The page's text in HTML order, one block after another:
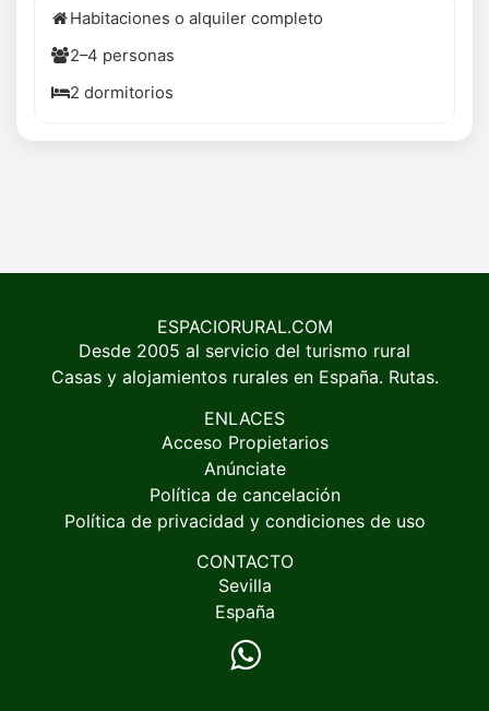
Habitaciones o alquiler completo
2–4 personas
2 dormitorios
ESPACIORURAL.COM
Desde 2005 al servicio del turismo rural
Casas y alojamientos rurales en España. Rutas.
ENLACES
Acceso Propietarios
Anúnciate
Política de cancelación
Política de privacidad y condiciones de uso
CONTACTO
Sevilla
España